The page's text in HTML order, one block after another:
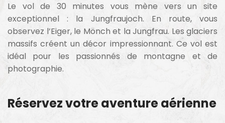
Le vol de 30 minutes vous mène vers un site
exceptionnel : la Jungfraujoch. En route, vous
observez l’Eiger, le Mönch et la Jungfrau. Les glaciers
massifs créent un décor impressionnant. Ce vol est
idéal pour les passionnés de montagne et de
photographie.
Réservez votre aventure aérienne